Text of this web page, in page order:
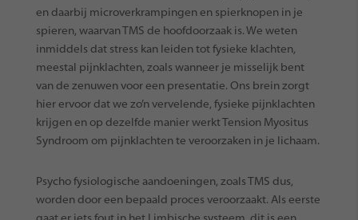
en daarbij microverkrampingen en spierknopen in je
spieren, waarvan TMS de hoofdoorzaak is. We weten
inmiddels dat stress kan leiden tot fysieke klachten,
meestal pijnklachten, zoals wanneer je misselijk bent
van de zenuwen voor een presentatie. Ons brein zorgt
hier ervoor dat we zo’n vervelende, fysieke pijnklachten
krijgen en op dezelfde manier werkt Tension Myositus
Syndroom om pijnklachten te veroorzaken in je lichaam.
Psycho fysiologische aandoeningen, zoals TMS dus,
worden door een bepaald proces veroorzaakt. Als eerste